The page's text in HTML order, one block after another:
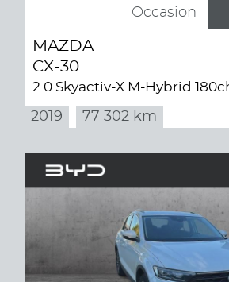
Occasion
MAZDA
CX-30
2019 77 302 km